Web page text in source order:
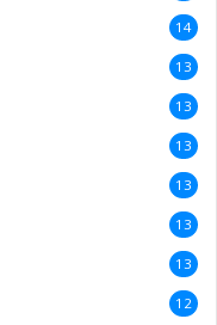
14
13
13
13
13
13
13
12